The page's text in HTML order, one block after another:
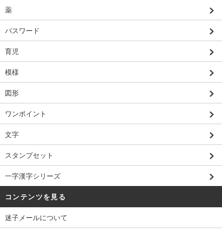
薬
パスワード
育児
模様
図形
ワンポイント
文字
スタンプセット
一字漢字シリーズ
コンテンツを見る
迷子メールについて